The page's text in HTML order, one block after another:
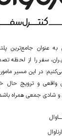
به عنوان جامع‌ترین
سفر را از لحظه‌
در این مسیر‍
واقعی و ترویج
و شادی جمعی همراه